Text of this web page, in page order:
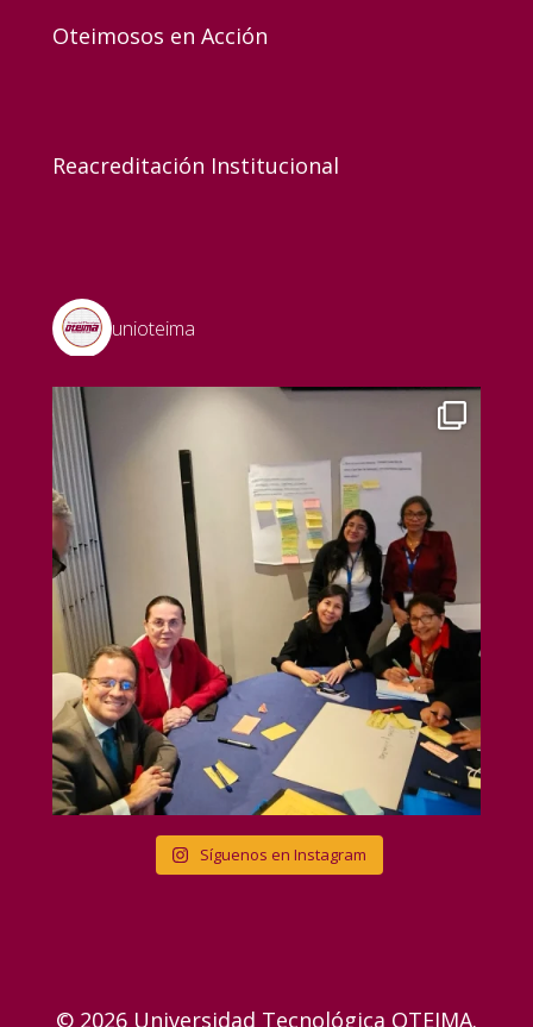
Oteimosos en Acción
Reacreditación Institucional
unioteima
Síguenos en Instagram
© 2026 Universidad Tecnológica OTEIMA.